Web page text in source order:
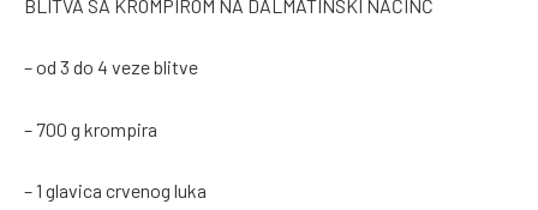
BLITVA SA KROMPIROM NA DALMATINSKI NAČINČ
– od 3 do 4 veze blitve
– 700 g krompira
– 1 glavica crvenog luka